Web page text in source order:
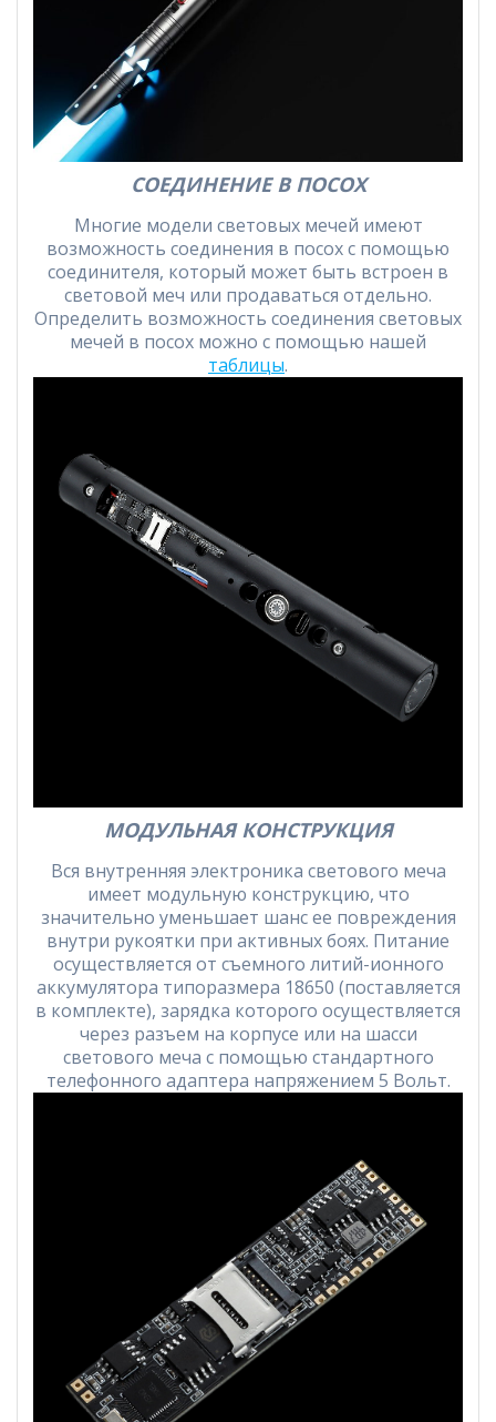
СОЕДИНЕНИЕ В ПОСОХ
Многие модели световых мечей имеют
возможность соединения в посох с помощью
соединителя, который может быть встроен в
световой меч или продаваться отдельно.
Определить возможность соединения световых
мечей в посох можно с помощью нашей
таблицы.
МОДУЛЬНАЯ КОНСТРУКЦИЯ
Вся внутренняя электроника светового меча
имеет модульную конструкцию, что
значительно уменьшает шанс ее повреждения
внутри рукоятки при активных боях. Питание
осуществляется от съемного литий-ионного
аккумулятора типоразмера 18650 (поставляется
в комплекте), зарядка которого осуществляется
через разъем на корпусе или на шасси
светового меча с помощью стандартного
телефонного адаптера напряжением 5 Вольт.